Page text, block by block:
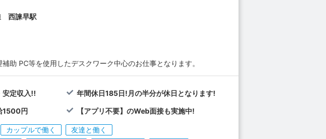
西諫早駅
助 PC等を使用したデスクワーク中心のお仕事となります。
安定収入!! 年間休日185日!月の半分が休日となります!
1500円 【アプリ不要】のWeb面接も実施中!
カップルで働く
友達と働く